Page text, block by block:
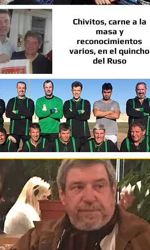
Chivitos, carne a la
masa y
reconocimientos
varios, en el quincho
del Ruso